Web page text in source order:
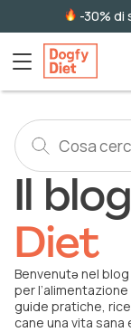
-30% di
Il
Diet
Benvenutǝ nel
per
guide pratiche,
cane una vita sana